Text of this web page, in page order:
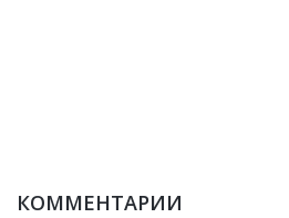
КОММЕНТАРИИ